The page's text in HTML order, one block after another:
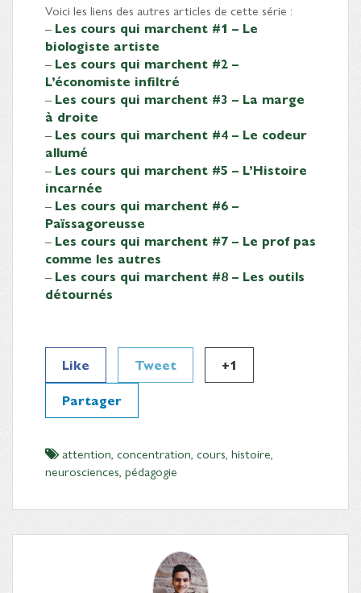
Voici les liens des autres articles de cette série :
– Les cours qui marchent #1 – Le
biologiste artiste
– Les cours qui marchent #2 –
L’économiste infiltré
– Les cours qui marchent #3 – La marge
à droite
– Les cours qui marchent #4 – Le codeur
allumé
– Les cours qui marchent #5 – L’Histoire
incarnée
– Les cours qui marchent #6 –
Païssagoreusse
– Les cours qui marchent #7 – Le prof pas
comme les autres
– Les cours qui marchent #8 – Les outils
détournés
Like Tweet
+1
Partager
attention, concentration, cours, histoire,
neurosciences, pédagogie